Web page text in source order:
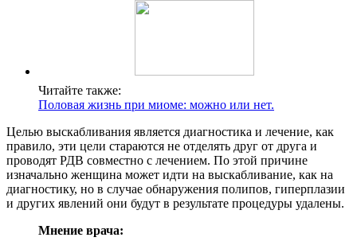
Читайте также:
Половая жизнь при миоме: можно или нет.
Целью выскабливания является диагностика и лечение, как
правило, эти цели стараются не отделять друг от друга и
проводят РДВ совместно с лечением. По этой причине
изначально женщина может идти на выскабливание, как на
диагностику, но в случае обнаружения полипов, гиперплазии
и других явлений они будут в результате процедуры удалены.
Мнение врача: